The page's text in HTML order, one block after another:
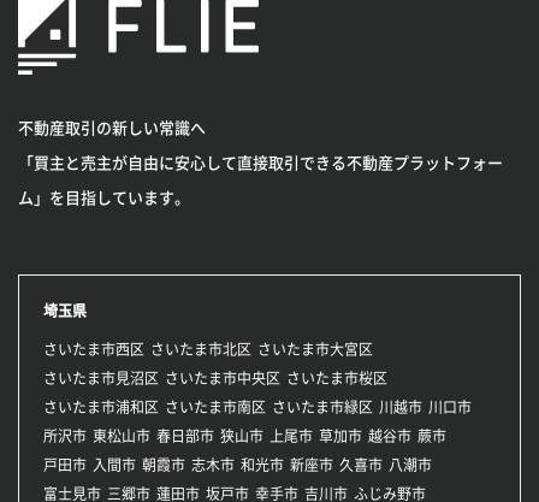
不動産取引の新しい常識へ
「買主と売主が自由に安心して直接取引できる不動産プラットフォー
ム」を目指しています。
埼玉県
さいたま市西区 さいたま市北区
さいたま市大宮区
さいたま市見沼区
さいたま市中央区
さいたま市桜区
さいたま市浦和区
さいたま市南区 さいたま市緑区 川越市 川口市
所沢市 東松山市 春日部市 狭山市 上尾市 草加市 越谷市 蕨市
戸田市 入間市 朝霞市 志木市 和光市 新座市 久喜市 八潮市
富士見市 三郷市 蓮田市 坂戸市 幸手市 吉川市 ふじみ野市